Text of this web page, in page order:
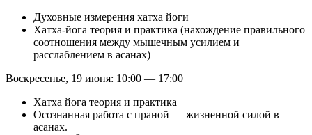
Духовные измерения хатха йоги
Хатха-йога теория и практика (нахождение правильного
соотношения между мышечным усилием и
расслаблением в асанах)
Воскресенье, 19 июня: 10:00 — 17:00
Хатха йога теория и практика
Осознанная работа с праной — жизненной силой в
асанах.